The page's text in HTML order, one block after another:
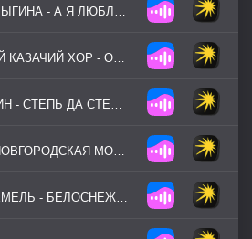
НАДЕЖДА КРЫГИНА - А Я ЛЮБЛЮ ЖЕНАТОГО
МОСКОВСКИЙ КАЗАЧИЙ ХОР - ОЙ МОРОЗ
ОЛЕГ ПОГУДИН - СТЕПЬ ДА СТЕПЬ КРУГОМ
АНСАМБЛЬ НОВГОРОДСКАЯ МОЗАИКА - КАЗАЧЕК
АНСАМБЛЬ ХМЕЛЬ - БЕЛОСНЕЖНАЯ ВИШНЯ